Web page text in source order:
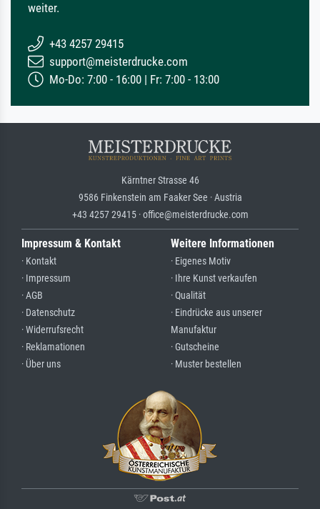
weiter.
+43 4257 29415
support@meisterdrucke.com
Mo-Do: 7:00 - 16:00 | Fr: 7:00 - 13:00
Kärntner Strasse 46
9586 Finkenstein am Faaker See · Austria
+43 4257 29415 · office@meisterdrucke.com
Impressum & Kontakt
· Kontakt
· Impressum
· AGB
· Datenschutz
· Widerrufsrecht
· Reklamationen
· Über uns
Weitere Informationen
· Eigenes Motiv
· Ihre Kunst verkaufen
· Qualität
· Eindrücke aus unserer
Manufaktur
· Gutscheine
· Muster bestellen